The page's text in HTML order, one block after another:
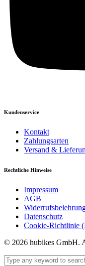
Kundenservice
Kontakt
Zahlungsarten
Versand &
Rechtliche Hinweise
Impressum
AGB
Datenschutz
Cookie-Richtlinie
© 2026 hubikes GmbH.